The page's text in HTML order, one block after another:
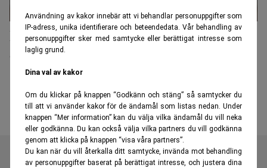
Användning av kakor innebär att vi behandlar personuppgifter som
IP-adress, unika identifierare och beteendedata. Vår behandling av
personuppgifter sker med samtycke eller berättigat intresse som
laglig grund.
Dina val av kakor
Om du klickar på knappen “Godkänn och stäng” så samtycker du
till att vi använder kakor för de ändamål som listas nedan. Under
knappen “Mer information” kan du välja vilka ändamål du vill neka
eller godkänna. Du kan också välja vilka partners du vill godkänna
genom att klicka på knappen “visa våra partners”.
Du kan när du vill återkalla ditt samtycke, invända mot behandling
av personuppgifter baserat på berättigat intresse, och justera dina
Bonniers vd Stina Andersson avgår
efter oenlighet med styrelsen